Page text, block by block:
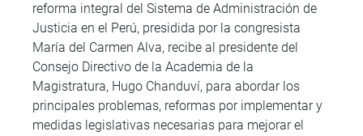
reforma integral del Sistema de Administración de
Justicia en el Perú, presidida por la congresista
María del Carmen Alva, recibe al presidente del
Consejo Directivo de la Academia de la
Magistratura, Hugo Chanduví, para abordar los
principales problemas, reformas por implementar y
medidas legislativas necesarias para mejorar el